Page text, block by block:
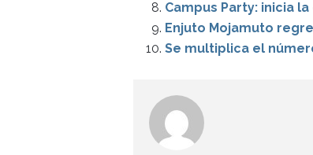
Campus Party: inicia
Enjuto Mojamuto
Se multiplica el